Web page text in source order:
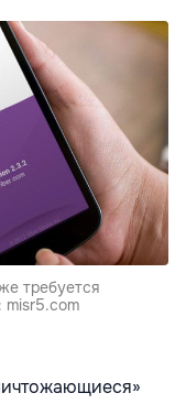
требуется
misr5.com